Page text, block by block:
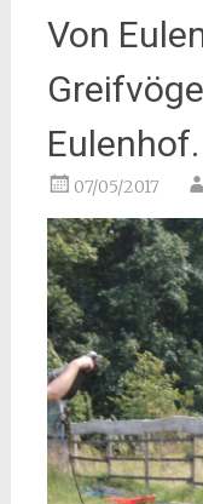
Von
Eulenhof.
07/05/2017